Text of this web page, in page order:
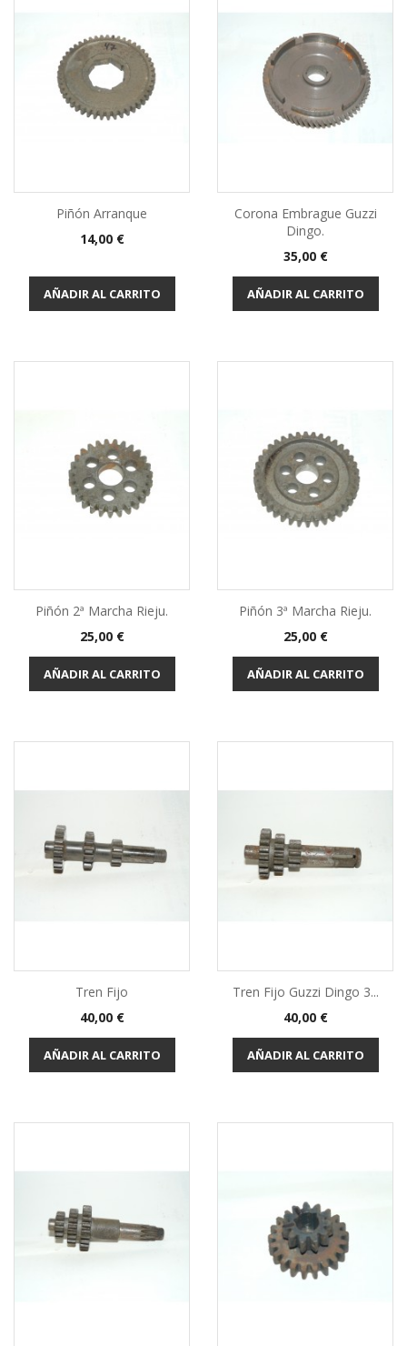
Piñón Arranque
Precio
14,00 €
AÑADIR AL CARRITO
Corona Embrague Guzzi
Dingo.
Precio
35,00 €
AÑADIR AL CARRITO
Piñón 2ª Marcha Rieju.
Precio
25,00 €
AÑADIR AL CARRITO
Piñón 3ª Marcha Rieju.
Precio
25,00 €
AÑADIR AL CARRITO
Tren Fijo
Precio
40,00 €
AÑADIR AL CARRITO
Tren Fijo Guzzi Dingo 3...
Precio
40,00 €
AÑADIR AL CARRITO